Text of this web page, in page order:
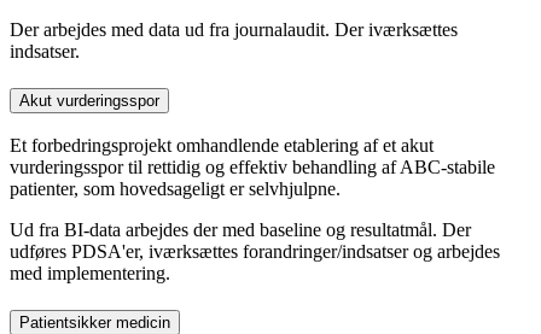
Der arbejdes med data ud fra journalaudit. Der iværksættes
indsatser.
Akut vurderingsspor
Et forbedringsprojekt omhandlende etablering af et akut
vurderingsspor til rettidig og effektiv behandling af ABC-stabile
patienter, som hovedsageligt er selvhjulpne.
Ud fra BI-data arbejdes der med baseline og resultatmål. Der
udføres PDSA'er, iværksættes forandringer/indsatser og arbejdes
med implementering.
Patientsikker medicin